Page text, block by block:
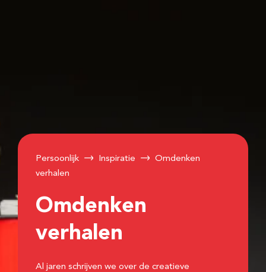
Persoonlijk Inspiratie
Omdenken
verhalen
Omdenken
verhalen
Al jaren schrijven we over de creatieve